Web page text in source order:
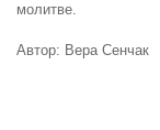
молитве.
Автор: Вера Сенчак